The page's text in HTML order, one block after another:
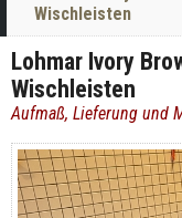
Wischleisten
Lohmar Ivory
Wischleisten
Aufmaß, Lieferung und